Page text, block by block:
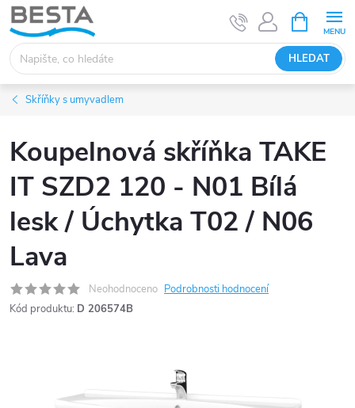
Přejít
na
obsah
HLEDAT
NÁKUPNÍ
KOŠÍK
Skříňky s umyvadlem
Koupelnová skříňka TAKE
IT SZD2 120 - N01 Bílá
lesk / Úchytka T02 / N06
Lava
Neohodnoceno Podrobnosti hodnocení
Kód produktu: D 206574B